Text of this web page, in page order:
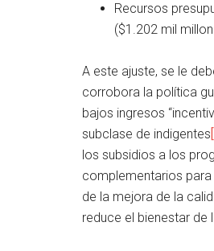
Recursos
($1.202 mil
A este ajuste, se le
corrobora la política
bajos ingresos
subclase de indigentes
los subsidios a los
complementarios
de la mejora de la
reduce el bienestar de